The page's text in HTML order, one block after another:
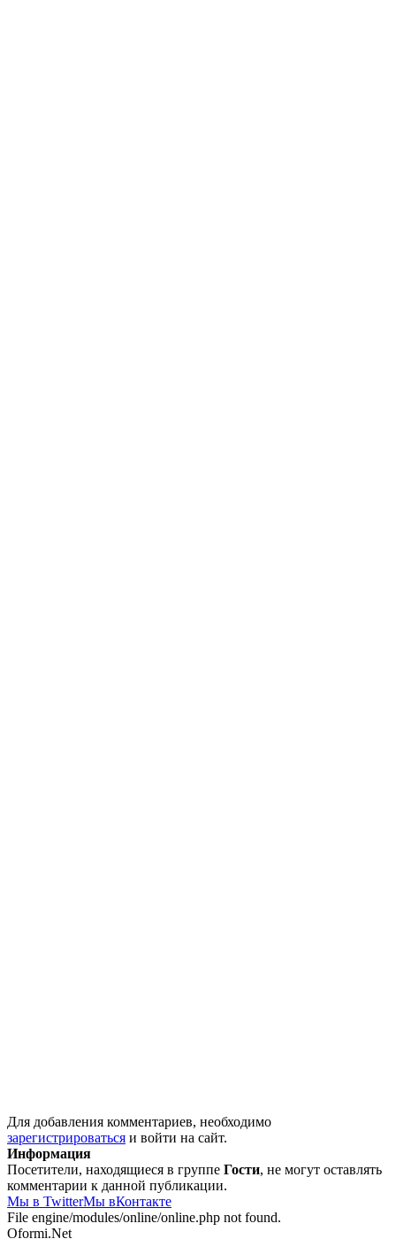
Для добавления комментариев, необходимо
зарегистрироваться и войти на сайт.
Информация
Посетители, находящиеся в группе Гости, не могут оставлять
комментарии к данной публикации.
Мы в TwitterМы вКонтакте
File engine/modules/online/online.php not found.
Oformi.Net